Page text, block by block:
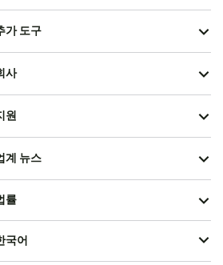
가 도구
사
원
계 뉴스
률
국어